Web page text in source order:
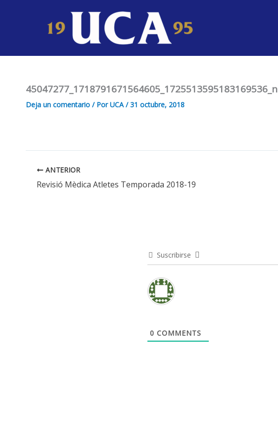
45047277_1718791671564605_1725513595183169536_n
Deja un comentario / PorUCA/31 octubre, 2018
ANTERIOR
Revisió Mèdica Atletes Temporada 2018-19
Suscribirse
0 COMMENTS